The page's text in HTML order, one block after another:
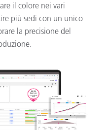
il colore nei vari
più sedi con un unico
la precisione del